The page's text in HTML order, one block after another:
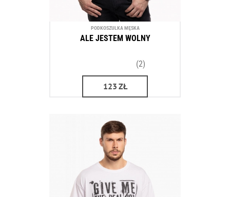
PODKOSZULKA MĘSKA
ALE JESTEM WOLNY
(2)
123 ZŁ